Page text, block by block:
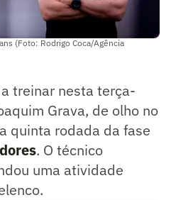
(Foto: Rodrigo Coca/Agência
treinar nesta terça-
Grava, de olho no
quinta rodada da fase
. O técnico
uma atividade